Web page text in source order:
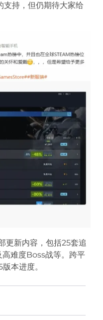
支持，但仍期待大家给
更新内容，包括25套追
高难度Boss战等。跨平
本进度。